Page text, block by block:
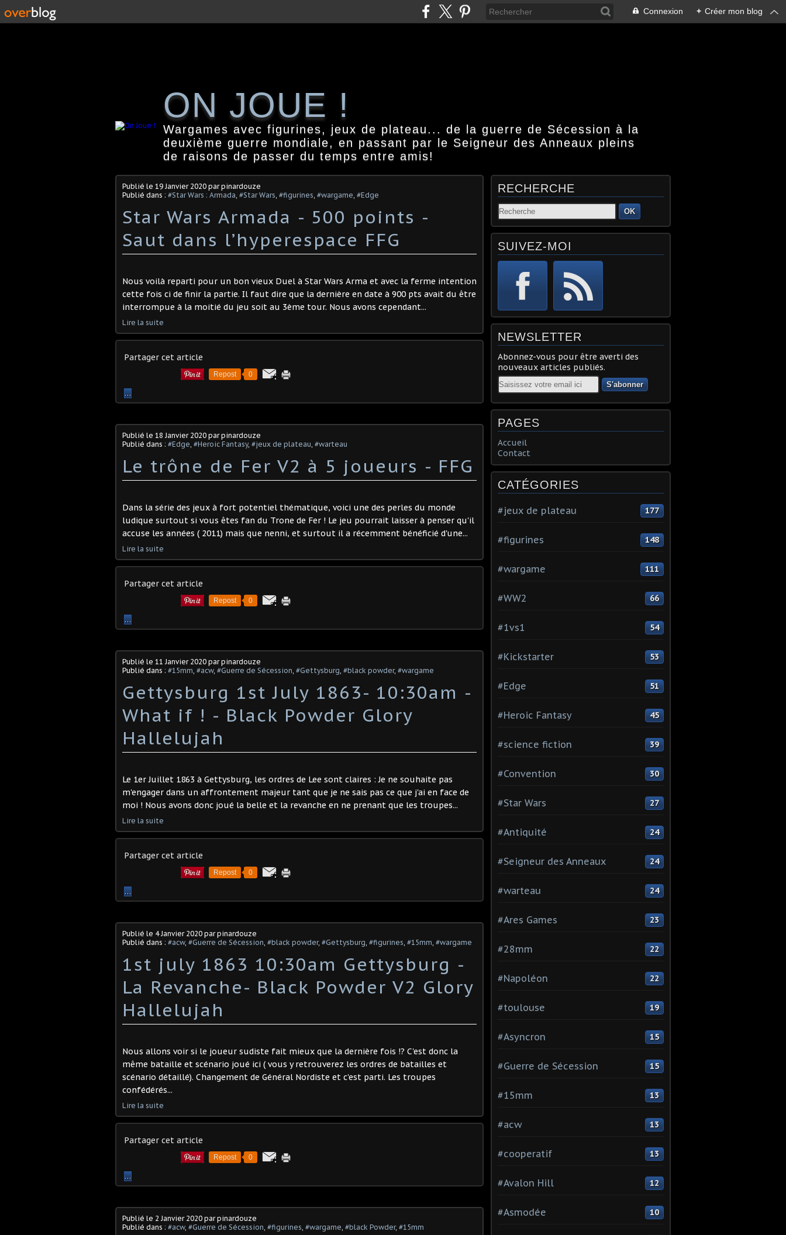
Connexion + Créer mon blog
ON JOUE !
Wargames avec figurines, jeux de plateau... de la guerre de Sécession à la
deuxième guerre mondiale, en passant par le Seigneur des Anneaux pleins
de raisons de passer du temps entre amis!
Publié le 19 Janvier 2020 par pinardouze
Publié dans : #Star Wars : Armada, #Star Wars, #figurines, #wargame, #Edge
Star Wars Armada - 500 points -
Saut dans l’hyperespace FFG
Nous voilà reparti pour un bon vieux Duel à Star Wars Arma et avec la ferme intention
cette fois ci de finir la partie. Il faut dire que la dernière en date à 900 pts avait du être
interrompue à la moitié du jeu soit au 3ème tour. Nous avons cependant...
Lire la suite
Partager cet article
Repost 0
…
Publié le 18 Janvier 2020 par pinardouze
Publié dans : #Edge, #Heroic Fantasy, #jeux de plateau, #warteau
Le trône de Fer V2 à 5 joueurs - FFG
Dans la série des jeux à fort potentiel thématique, voici une des perles du monde
ludique surtout si vous êtes fan du Trone de Fer ! Le jeu pourrait laisser à penser qu'il
accuse les années ( 2011) mais que nenni, et surtout il a récemment bénéficié d'une...
Lire la suite
Partager cet article
Repost 0
…
Publié le 11 Janvier 2020 par pinardouze
Publié dans : #15mm, #acw, #Guerre de Sécession, #Gettysburg, #black powder, #wargame
Gettysburg 1st July 1863- 10:30am -
What if ! - Black Powder Glory
Hallelujah
Le 1er Juillet 1863 à Gettysburg, les ordres de Lee sont claires : Je ne souhaite pas
m'engager dans un affrontement majeur tant que je ne sais pas ce que j'ai en face de
moi ! Nous avons donc joué la belle et la revanche en ne prenant que les troupes...
Lire la suite
Partager cet article
Repost 0
…
Publié le 4 Janvier 2020 par pinardouze
Publié dans : #acw, #Guerre de Sécession, #black powder, #Gettysburg, #figurines, #15mm, #wargame
1st july 1863 10:30am Gettysburg -
La Revanche- Black Powder V2 Glory
Hallelujah
Nous allons voir si le joueur sudiste fait mieux que la dernière fois !? C'est donc la
même bataille et scénario joué ici ( vous y retrouverez les ordres de batailles et
scénario détaillé). Changement de Général Nordiste et c'est parti. Les troupes
confédérés...
Lire la suite
Partager cet article
Repost 0
…
Publié le 2 Janvier 2020 par pinardouze
Publié dans : #acw, #Guerre de Sécession, #figurines, #wargame, #black Powder, #15mm
RECHERCHE
OK
SUIVEZ-MOI
NEWSLETTER
Abonnez-vous pour être averti des
nouveaux articles publiés.
Email
PAGES
Accueil
Contact
CATÉGORIES
#jeux de plateau 177
#figurines 148
#wargame 111
#WW2 66
#1vs1 54
#Kickstarter 53
#Edge 51
#Heroic Fantasy 45
#science fiction 39
#Convention 30
#Star Wars 27
#Antiquité 24
#Seigneur des Anneaux 24
#warteau 24
#Ares Games 23
#28mm 22
#Napoléon 22
#toulouse 19
#Asyncron 15
#Guerre de Sécession 15
#15mm 13
#acw 13
#cooperatif 13
#Avalon Hill 12
#Asmodée 10